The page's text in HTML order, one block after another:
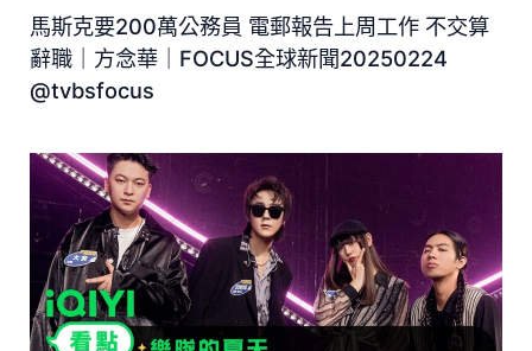
馬斯克要200萬公務員 電郵報告上周工作 不交算
辭職｜方念華｜FOCUS全球新聞20250224
@tvbsfocus